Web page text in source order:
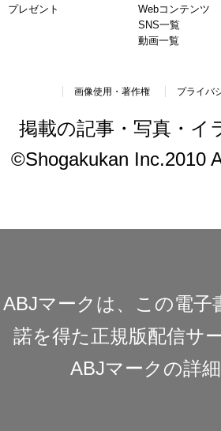
プレゼント
Webコンテンツ
SNS一覧
動画一覧
画像使用・著作権 プライバ
掲載の記事・写真・イ
©Shogakukan Inc.2010
ABJマークは、この電子
諾を得た正規版配信サ
ABJマークの詳